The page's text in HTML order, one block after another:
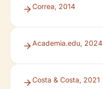
Correa, 2014
Academia.edu, 2024
Costa & Costa, 2021